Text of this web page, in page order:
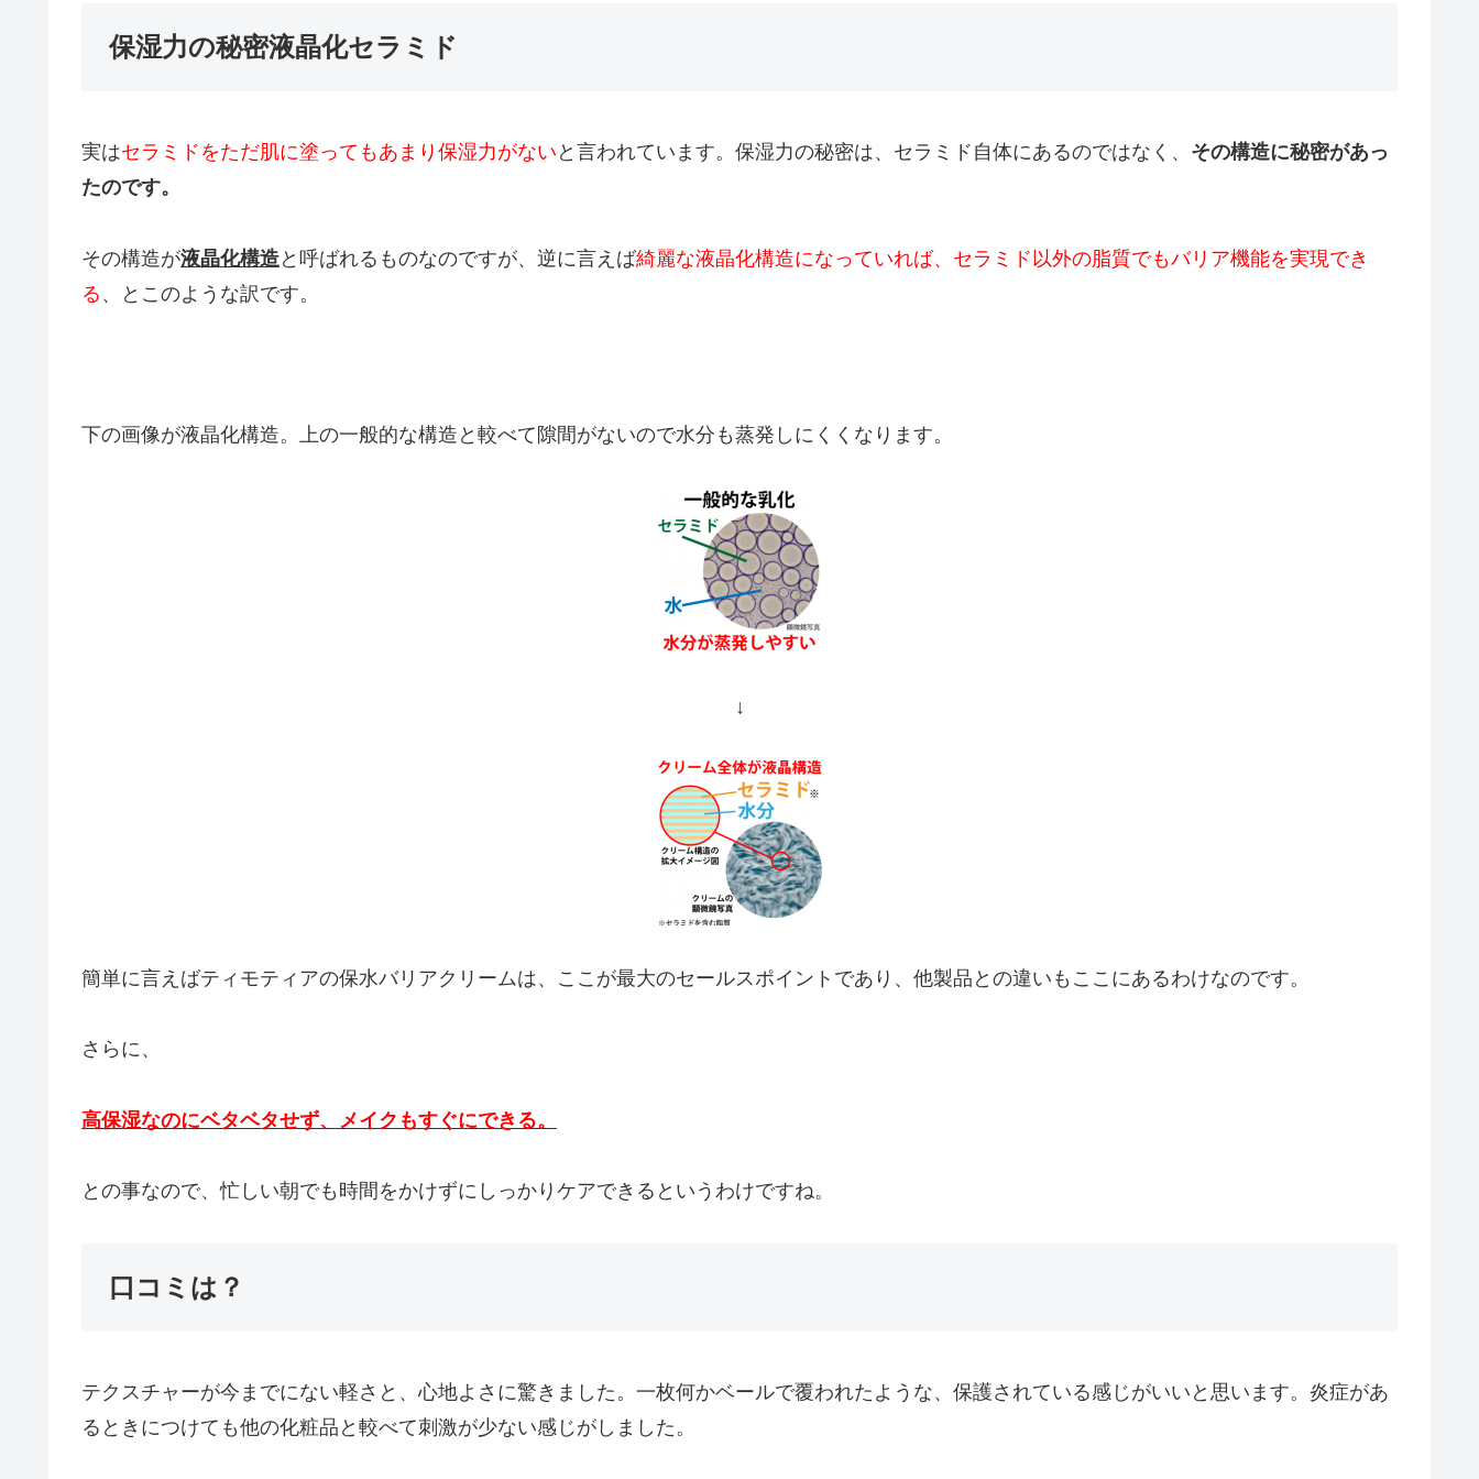
保湿力の秘密液晶化セラミド
実はセラミドをただ肌に塗ってもあまり保湿力がない と言われています。保湿力の秘密は、セラミド自体にあるのではなく、 その構造に秘密があっ
たのです。
その構造が液晶化構造と呼ばれるものなのですが、逆に言えば綺麗な液晶化構造になっていれば、セラミド以外の脂質でもバリア機能を実現でき
る 、とこのような訳です。
下の画像が液晶化構造。上の一般的な構造と較べて隙間がないので水分も蒸発しにくくなります。
↓
簡単に言えばティモティアの保水バリアクリームは、ここが最大のセールスポイントであり、他製品との違いもここにあるわけなのです。
さらに、
高保湿なのにベタベタせず、メイクもすぐにできる。
との事なので、忙しい朝でも時間をかけずにしっかりケアできるというわけですね。
口コミは？
テクスチャーが今までにない軽さと、心地よさに驚きました。一枚何かベールで覆われたような、保護されている感じがいいと思います。炎症があ
るときにつけても他の化粧品と較べて刺激が少ない感じがしました。